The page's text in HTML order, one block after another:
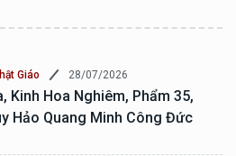
Giáo 28/07/2026
Kinh Hoa Nghiêm, Phẩm 35,
Hảo Quang Minh Công Đức